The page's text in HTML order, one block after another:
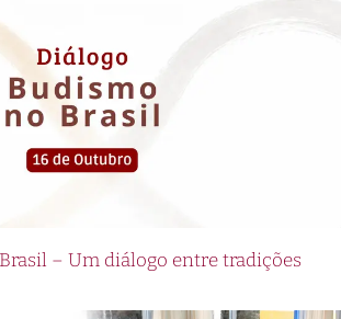
– Um diálogo entre tradições